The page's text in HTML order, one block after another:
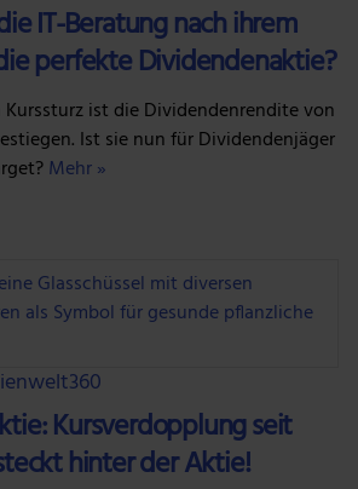
IT-Beratung nach ihrem
perfekte Dividendenaktie?
ist die Dividendenrendite von
Ist sie nun für Dividendenjäger
Mehr »
Kursverdopplung seit
hinter der Aktie!